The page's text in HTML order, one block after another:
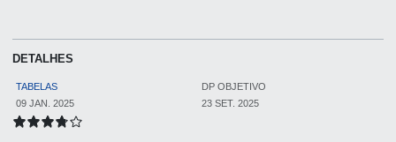
DETALHES
TABELAS
DP OBJETIVO
09 JAN. 2025
23 SET. 2025